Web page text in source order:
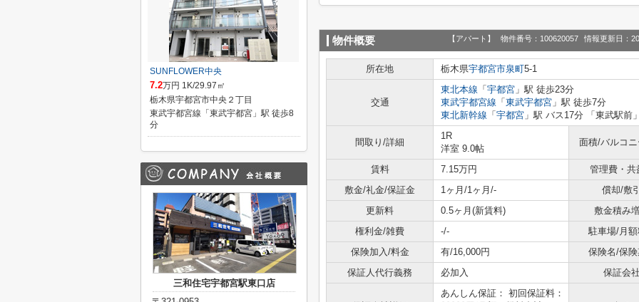
物件概要 【アパート】 物件番号：100620057 情報更新日：
所在地 栃木県宇都宮市泉町5-1
交通
東北本線 「 宇都宮 」駅 徒歩23分
東武宇都宮線 「 東武宇都宮 」駅 徒歩7分
東北新幹線 「 宇都宮 」駅 バス17分 「東武駅前
間取り/詳細
1R
洋室 9.0帖
面積/バルコ
賃料 7.15万円
管理費・共
敷金/礼金/保証金
1ヶ月/1ヶ月/-
償却/敷
更新料
0.5ヶ月(新賃料)
敷金積み
権利金/雑費
-/-
駐車場/月
保険加入/料金
有/16,000円
保険名/保
保証人代行義務
必加入 保証会
あんしん保証： 初回保証料：
SUNFLOWER中央
7.2万円 1K/29.97㎡
栃木県宇都宮市中央２丁目
東武宇都宮線「東武宇都宮」駅 徒歩8
分
三和住宅宇都宮駅東口店